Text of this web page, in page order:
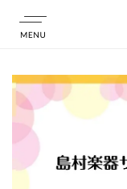
店舗情報